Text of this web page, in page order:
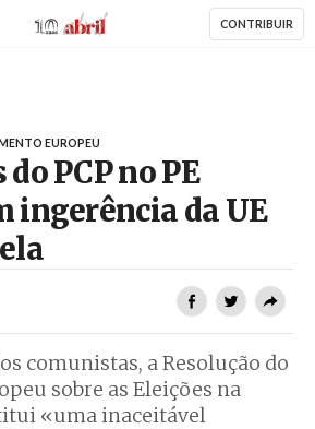
AbrilAbril CONTRIBUIR
EUROPEU
PCP no PE
ingerência da UE
comunistas, a Resolução do
sobre as Eleições na
«uma inaceitável